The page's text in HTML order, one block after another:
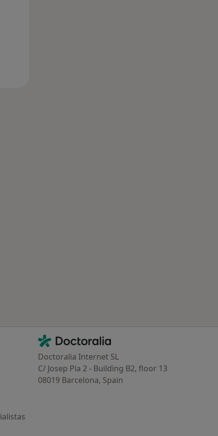
Contacto
Doctoralia - Página de inicio
Doctoralia Internet SL
C/ Josep Pla 2 - Building B2, floor 13
08019 Barcelona, Spain